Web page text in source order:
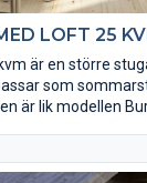
LOFT 25
är en större
som
är lik modellen
isolerade och